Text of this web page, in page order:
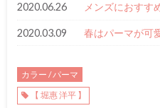
2020.06.26 メンズにおすす
2020.03.09 春はパーマが
カラー / パーマ
【 堀惠 洋平 】